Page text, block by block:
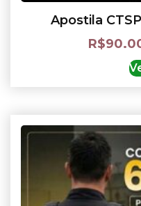
Apostila
R$